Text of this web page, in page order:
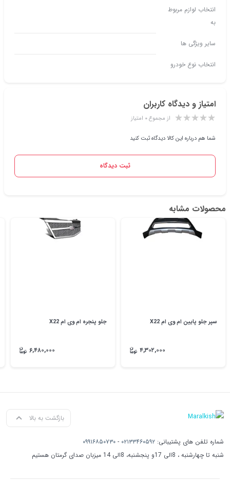
انتخاب لوازم مربوط
به
سایر ویژگی ها
انتخاب نوع خودرو
امتیاز و دیدگاه کاربران
از مجموع ۰ امتیاز
شما هم درباره این کالا دیدگاه ثبت کنید
ثبت دیدگاه
محصولات مشابه
سپر جلو پایین ام وی ام X22
۴,۳۰۲,۰۰۰
جلو پنجره ام وی ام X22
۶,۴۸۰,۰۰۰
بازگشت به بالا
شماره تلفن های پشتیبانی: ۰۲۱۳۳۴۶۰۵۹۲ - ۰۹۹۱۶۸۵۰۷۳۰
شنبه تا چهارشنبه ، 8الی 17و پنجشنبه، 8الی 14 میزبان صدای گرمتان هستیم